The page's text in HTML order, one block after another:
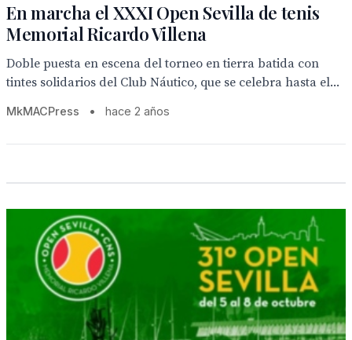
En marcha el XXXI Open Sevilla de tenis
Memorial Ricardo Villena
Doble puesta en escena del torneo en tierra batida con
tintes solidarios del Club Náutico, que se celebra hasta el...
MkMACPress • hace 2 años